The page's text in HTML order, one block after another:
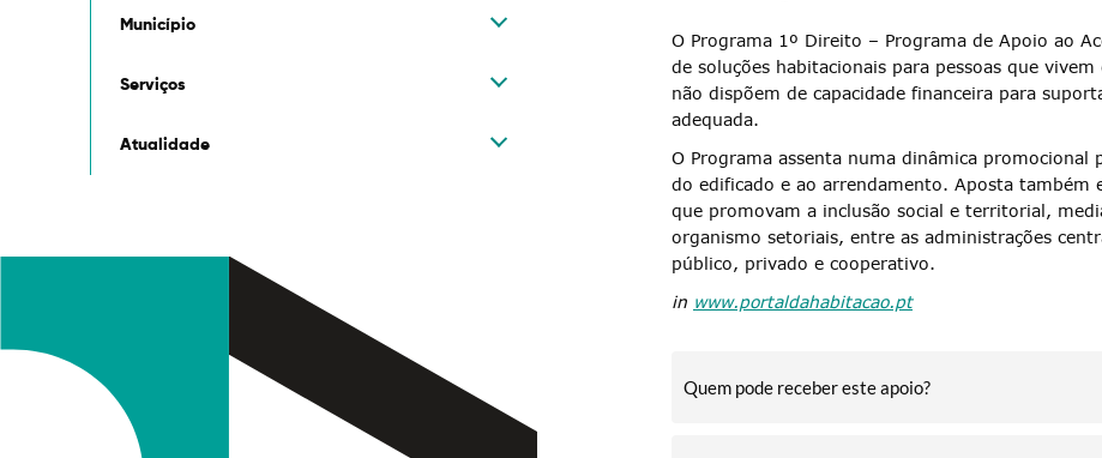
Município
Serviços
Atualidade
O Programa 1º Direito – Programa de Apoio ao
de soluções habitacionais para pessoas que
não dispõem de capacidade financeira para
adequada.
O Programa assenta numa dinâmica
do edificado e ao arrendamento. Aposta também
que promovam a inclusão social e territorial,
organismo setoriais, entre as administrações
público, privado e cooperativo.
in www.portaldahabitacao.pt
Quem pode receber este apoio?